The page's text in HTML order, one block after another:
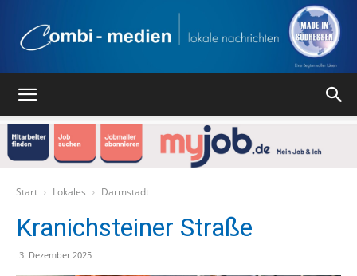
Start Lokales Darmstadt
Kranichsteiner Straße
3. Dezember 2025